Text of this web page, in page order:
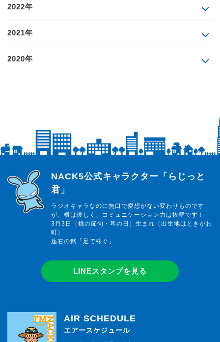
2022年
2021年
2020年
らじっと君
NACK5公式キャラクター「らじっと
君」
ラジオキャラなのに無口で愛想がない変わりものです
が、根は優しく、コミュニケーション力は抜群です！
3月3日（桃の節句・耳の日）生まれ（出生地はときがわ
町）
座右の銘「足で稼ぐ」
LINEスタンプを見る
AIR SCHEDULE
エアースケジュール